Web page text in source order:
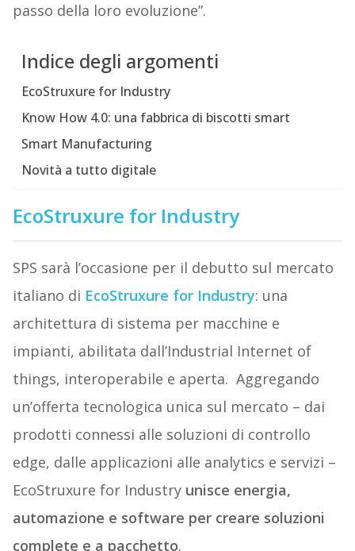
passo della loro evoluzione”.
Indice degli argomenti
EcoStruxure for Industry
Know How 4.0: una fabbrica di biscotti smart
Smart Manufacturing
Novità a tutto digitale
EcoStruxure for Industry
SPS sarà l’occasione per il debutto sul mercato
italiano di EcoStruxure for Industry: una
architettura di sistema per macchine e
impianti, abilitata dall’Industrial Internet of
things, interoperabile e aperta. Aggregando
un’offerta tecnologica unica sul mercato – dai
prodotti connessi alle soluzioni di controllo
edge, dalle applicazioni alle analytics e servizi –
EcoStruxure for Industry unisce energia,
automazione e software per creare soluzioni
complete e a pacchetto.